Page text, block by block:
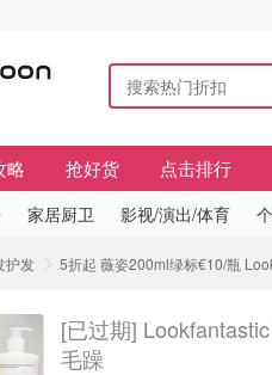
略 抢好货 点击排行
家居厨卫 影视/演出/体育
护发 5折起 薇姿200ml绿标€10/瓶
[已过期]
毛躁